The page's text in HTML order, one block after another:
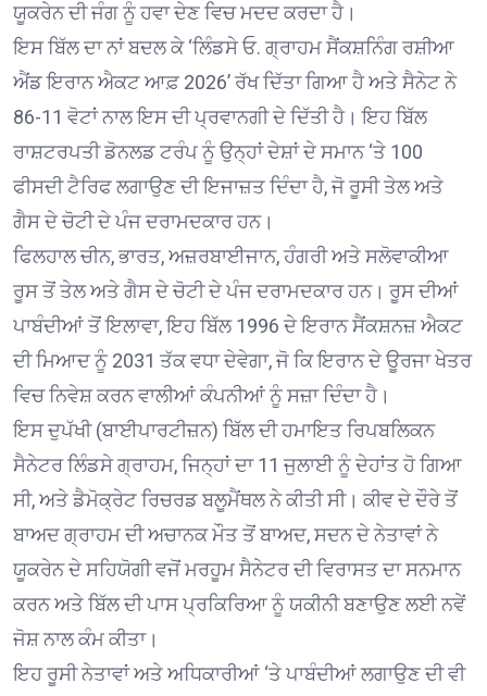
ਯੂਕਰੇਨ ਦੀ ਜੰਗ ਨੂੰ ਹਵਾ ਦੇਣ ਵਿਚ ਮਦਦ ਕਰਦਾ ਹੈ।
ਇਸ ਬਿੱਲ ਦਾ ਨਾਂ ਬਦਲ ਕੇ ‘ਲਿੰਡਸੇ ਓ. ਗ੍ਰਾਹਮ ਸੈਂਕਸ਼ਨਿੰਗ ਰਸ਼ੀਆ
ਐਂਡ ਇਰਾਨ ਐਕਟ ਆਫ਼ 2026’ ਰੱਖ ਦਿੱਤਾ ਗਿਆ ਹੈ ਅਤੇ ਸੈਨੇਟ ਨੇ
86-11 ਵੋਟਾਂ ਨਾਲ ਇਸ ਦੀ ਪ੍ਰਵਾਨਗੀ ਦੇ ਦਿੱਤੀ ਹੈ। ਇਹ ਬਿੱਲ
ਰਾਸ਼ਟਰਪਤੀ ਡੋਨਲਡ ਟਰੰਪ ਨੂੰ ਉਨ੍ਹਾਂ ਦੇਸ਼ਾਂ ਦੇ ਸਮਾਨ ‘ਤੇ 100
ਫੀਸਦੀ ਟੈਰਿਫ ਲਗਾਉਣ ਦੀ ਇਜਾਜ਼ਤ ਦਿੰਦਾ ਹੈ, ਜੋ ਰੂਸੀ ਤੇਲ ਅਤੇ
ਗੈਸ ਦੇ ਚੋਟੀ ਦੇ ਪੰਜ ਦਰਾਮਦਕਾਰ ਹਨ।
ਫਿਲਹਾਲ ਚੀਨ, ਭਾਰਤ, ਅਜ਼ਰਬਾਈਜਾਨ, ਹੰਗਰੀ ਅਤੇ ਸਲੋਵਾਕੀਆ
ਰੂਸ ਤੋਂ ਤੇਲ ਅਤੇ ਗੈਸ ਦੇ ਚੋਟੀ ਦੇ ਪੰਜ ਦਰਾਮਦਕਾਰ ਹਨ। ਰੂਸ ਦੀਆਂ
ਪਾਬੰਦੀਆਂ ਤੋਂ ਇਲਾਵਾ, ਇਹ ਬਿੱਲ 1996 ਦੇ ਇਰਾਨ ਸੈਂਕਸ਼ਨਜ਼ ਐਕਟ
ਦੀ ਮਿਆਦ ਨੂੰ 2031 ਤੱਕ ਵਧਾ ਦੇਵੇਗਾ, ਜੋ ਕਿ ਇਰਾਨ ਦੇ ਊਰਜਾ ਖੇਤਰ
ਵਿਚ ਨਿਵੇਸ਼ ਕਰਨ ਵਾਲੀਆਂ ਕੰਪਨੀਆਂ ਨੂੰ ਸਜ਼ਾ ਦਿੰਦਾ ਹੈ।
ਇਸ ਦੁਪੱਖੀ (ਬਾਈਪਾਰਟੀਜ਼ਨ) ਬਿੱਲ ਦੀ ਹਮਾਇਤ ਰਿਪਬਲਿਕਨ
ਸੈਨੇਟਰ ਲਿੰਡਸੇ ਗ੍ਰਾਹਮ, ਜਿਨ੍ਹਾਂ ਦਾ 11 ਜੁਲਾਈ ਨੂੰ ਦੇਹਾਂਤ ਹੋ ਗਿਆ
ਸੀ, ਅਤੇ ਡੈਮੋਕ੍ਰੇਟ ਰਿਚਰਡ ਬਲੂਮੈਂਥਲ ਨੇ ਕੀਤੀ ਸੀ। ਕੀਵ ਦੇ ਦੌਰੇ ਤੋਂ
ਬਾਅਦ ਗ੍ਰਾਹਮ ਦੀ ਅਚਾਨਕ ਮੌਤ ਤੋਂ ਬਾਅਦ, ਸਦਨ ਦੇ ਨੇਤਾਵਾਂ ਨੇ
ਯੂਕਰੇਨ ਦੇ ਸਹਿਯੋਗੀ ਵਜੋਂ ਮਰਹੂਮ ਸੈਨੇਟਰ ਦੀ ਵਿਰਾਸਤ ਦਾ ਸਨਮਾਨ
ਕਰਨ ਅਤੇ ਬਿੱਲ ਦੀ ਪਾਸ ਪ੍ਰਕਿਰਿਆ ਨੂੰ ਯਕੀਨੀ ਬਣਾਉਣ ਲਈ ਨਵੇਂ
ਜੋਸ਼ ਨਾਲ ਕੰਮ ਕੀਤਾ।
ਇਹ ਰੂਸੀ ਨੇਤਾਵਾਂ ਅਤੇ ਅਧਿਕਾਰੀਆਂ ‘ਤੇ ਪਾਬੰਦੀਆਂ ਲਗਾਉਣ ਦੀ ਵੀ